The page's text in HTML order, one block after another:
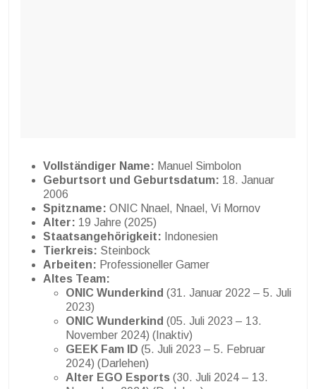
Vollständiger Name: Manuel Simbolon
Geburtsort und Geburtsdatum: 18. Januar
2006
Spitzname: ONIC Nnael, Nnael, Vi Mornov
Alter: 19 Jahre (2025)
Staatsangehörigkeit: Indonesien
Tierkreis: Steinbock
Arbeiten: Professioneller Gamer
Altes Team:
ONIC Wunderkind (31. Januar 2022 – 5. Juli
2023)
ONIC Wunderkind (05. Juli 2023 – 13.
November 2024) (Inaktiv)
GEEK Fam ID (5. Juli 2023 – 5. Februar
2024) (Darlehen)
Alter EGO Esports (30. Juli 2024 – 13.